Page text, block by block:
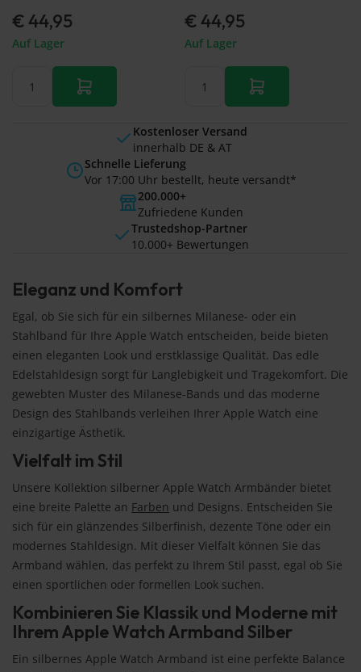
€ 44,95
Auf Lager
€ 44,95
Auf Lager
Kostenloser Versand
innerhalb DE & AT
Schnelle Lieferung
Vor 17:00 Uhr bestellt, heute versandt*
200.000+
Zufriedene Kunden
Trustedshop-Partner
10.000+ Bewertungen
Eleganz und Komfort
Egal, ob Sie sich für ein silbernes Milanese- oder ein
Stahlband für Ihre Apple Watch entscheiden, beide bieten
einen eleganten Look und erstklassige Qualität. Das edle
Edelstahldesign sorgt für Langlebigkeit und Tragekomfort. Die
gewebten Muster des Milanese-Bands und das moderne
Design des Stahlbands verleihen Ihrer Apple Watch eine
einzigartige Ästhetik.
Vielfalt im Stil
Unsere Kollektion silberner Apple Watch Armbänder bietet
eine breite Palette an Farben und Designs. Entscheiden Sie
sich für ein glänzendes Silberfinish, dezente Töne oder ein
modernes Stahldesign. Mit dieser Vielfalt können Sie das
Armband wählen, das perfekt zu Ihrem Stil passt, egal ob Sie
einen sportlichen oder formellen Look suchen.
Kombinieren Sie Klassik und Moderne mit
Ihrem Apple Watch Armband Silber
Ein silbernes Apple Watch Armband ist eine perfekte Balance